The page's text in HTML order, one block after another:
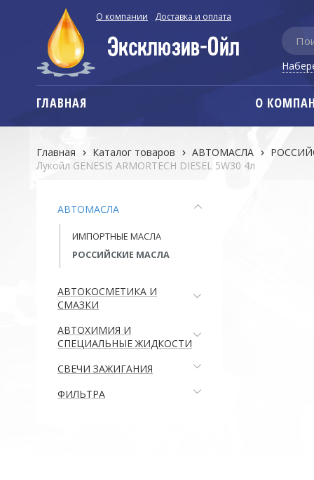
О компании Доставка и оплата
ГЛАВНАЯ О
Главная Каталог товаров АВТОМАСЛА
Лукойл GENESIS ARMORTECH DIESEL 5W30 4л
АВТОМАСЛА
ИМПОРТНЫЕ МАСЛА
РОССИЙСКИЕ МАСЛА
АВТОКОСМЕТИКА И
СМАЗКИ
АВТОХИМИЯ И
СПЕЦИАЛЬНЫЕ ЖИДКОСТИ
СВЕЧИ ЗАЖИГАНИЯ
ФИЛЬТРА